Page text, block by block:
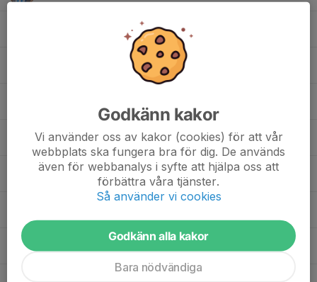
23. Leonel Holmlund
11. Nabil Abshir Mohammed
4. Sakariye Ridwan
Godkänn kakor
Vi använder oss av kakor (cookies) för att vår
webbplats ska fungera bra för dig. De används
även för webbanalys i syfte att hjälpa oss att
förbättra våra tjänster.
Så använder vi cookies
Godkänn alla kakor
Bara nödvändiga